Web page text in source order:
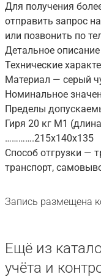
Для получения
отправить запрос
или позвонить по
Детальное
Технические
Материал — серый
Номинальное
Пределы
Гиря 20 кг М1
………….215х140х135
Способ отгрузки —
транспорт,
Запись размещена
Ещё из
учёта и